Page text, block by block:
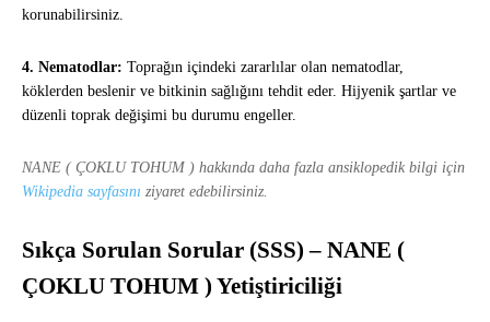
korunabilirsiniz.
4. Nematodlar: Toprağın içindeki zararlılar olan nematodlar,
köklerden beslenir ve bitkinin sağlığını tehdit eder. Hijyenik şartlar ve
düzenli toprak değişimi bu durumu engeller.
NANE ( ÇOKLU TOHUM ) hakkında daha fazla ansiklopedik bilgi için
Wikipedia sayfasını ziyaret edebilirsiniz.
Sıkça Sorulan Sorular (SSS) – NANE (
ÇOKLU TOHUM ) Yetiştiriciliği